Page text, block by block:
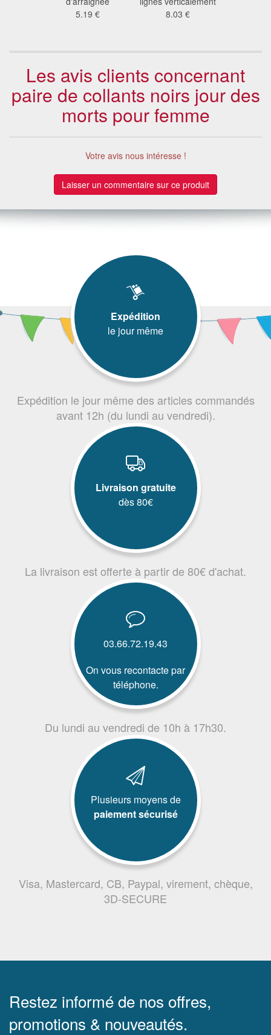
5.19 €
8.03 €
Les avis clients concernant
paire de collants noirs jour des
morts pour femme
Votre avis nous intéresse !
Laisser un commentaire sur ce produit
Expédition
le jour même
Expédition le jour même des articles commandés
avant 12h (du lundi au vendredi).
Livraison gratuite
dès 80€
La livraison est offerte à partir de 80€ d'achat.
03.66.72.19.43
On vous recontacte par
téléphone.
Du lundi au vendredi de 10h à 17h30.
Plusieurs moyens de
paiement sécurisé
Visa, Mastercard, CB, Paypal, virement, chèque,
3D-SECURE
Restez informé de nos offres,
promotions & nouveautés.